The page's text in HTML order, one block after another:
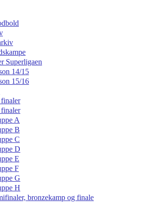
Superligaen
14/15
15/16
A
B
C
D
E
F
G
H
bronzekamp og finale